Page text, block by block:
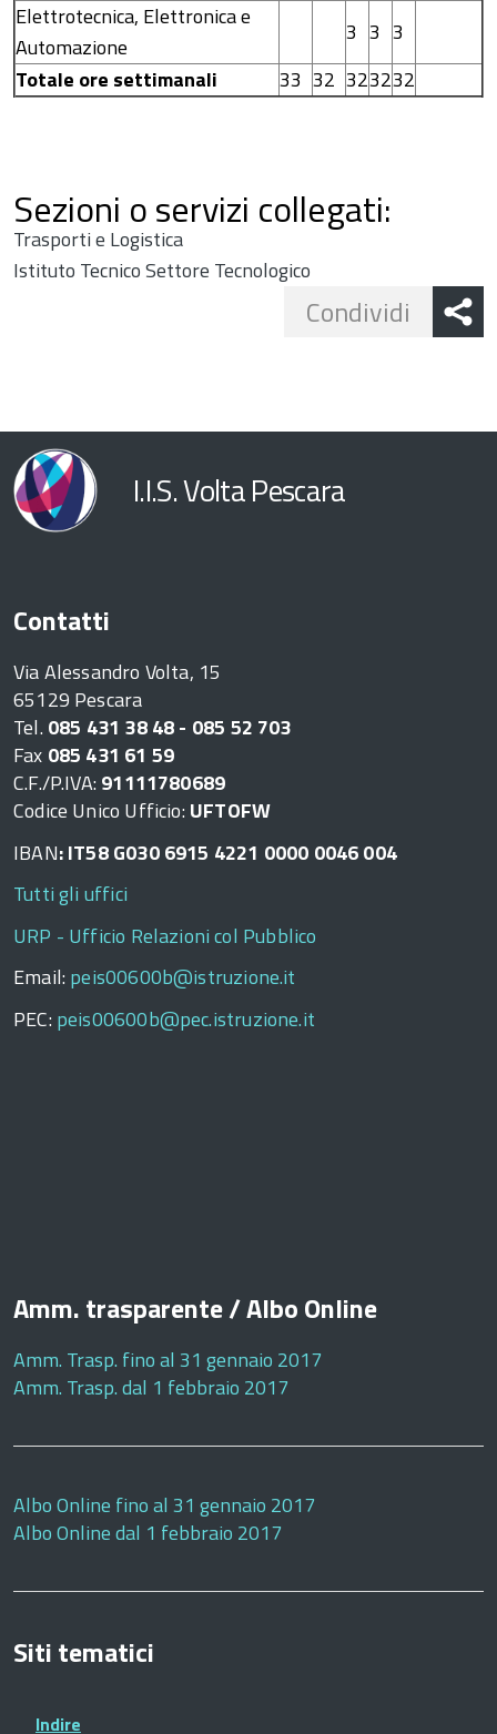
Elettrotecnica, Elettronica e
Automazione
3 3 3
Totale ore settimanali
33 32 323232
Sezioni o servizi collegati:
Trasporti e Logistica
Istituto Tecnico Settore Tecnologico
Condividi
I.I.S. Volta Pescara
Contatti
Via Alessandro Volta, 15
65129 Pescara
Tel. 085 431 38 48 - 085 52 703
Fax 085 431 61 59
C.F./P.IVA: 91111780689
Codice Unico Ufficio: UFTOFW
IBAN: IT58 G030 6915 4221 0000 0046 004
Tutti gli uffici
URP - Ufficio Relazioni col Pubblico
Email: peis00600b@istruzione.it
PEC: peis00600b@pec.istruzione.it
Amm. trasparente / Albo Online
Amm. Trasp. fino al 31 gennaio 2017
Amm. Trasp. dal 1 febbraio 2017
Albo Online fino al 31 gennaio 2017
Albo Online dal 1 febbraio 2017
Siti tematici
Indire